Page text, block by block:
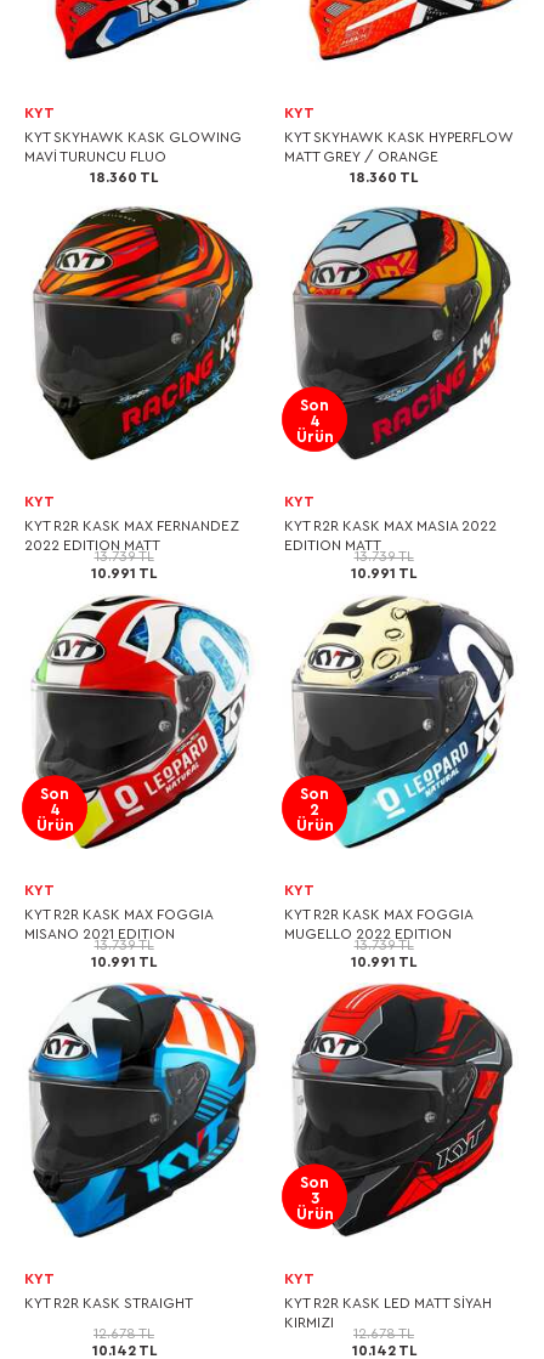
KYT
KYT SKYHAWK KASK GLOWING
MAVİ TURUNCU FLUO
18.360 TL
KYT
KYT SKYHAWK KASK HYPERFLOW
MATT GREY / ORANGE
18.360 TL
KYT
KYT R2R KASK MAX FERNANDEZ
2022 EDITION MATT
13.739 TL
10.991 TL
Son
4
Ürün
KYT
KYT R2R KASK MAX MASIA 2022
EDITION MATT
13.739 TL
10.991 TL
Son
4
Ürün
KYT
KYT R2R KASK MAX FOGGIA
MISANO 2021 EDITION
13.739 TL
10.991 TL
Son
2
Ürün
KYT
KYT R2R KASK MAX FOGGIA
MUGELLO 2022 EDITION
13.739 TL
10.991 TL
KYT
KYT R2R KASK STRAIGHT
12.678 TL
10.142 TL
Son
3
Ürün
KYT
KYT R2R KASK LED MATT SİYAH
KIRMIZI
12.678 TL
10.142 TL